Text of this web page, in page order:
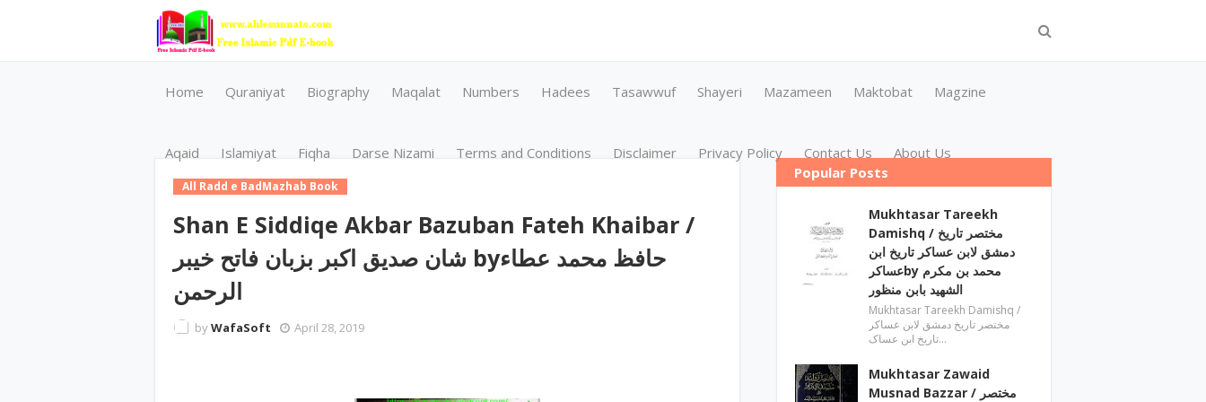
Home Quraniyat Biography Maqalat Numbers Hadees Tasawwuf Shayeri Mazameen Maktobat Magzine
Aqaid Islamiyat Fiqha Darse Nizami Terms and Conditions Disclaimer Privacy Policy Contact Us About Us
All Radd e BadMazhab Book
Shan E Siddiqe Akbar Bazuban Fateh Khaibar /
شان صدیق اکبر بزبان فاتح خیبر byحافظ محمد عطاء
الرحمن
byWafaSoft April 28, 2019
Popular Posts
Mukhtasar Tareekh
Damishq ‎/ مختصر تاریخ
دمشق لابن عساکر تاریخ ابن
عساکرby ‎محمد بن مکرم
الشھید بابن منظور
Mukhtasar Tareekh Damishq ‎/
مختصر تاریخ دمشق لابن عساکر
تاریخ ابن عساک…
Mukhtasar Zawaid
Musnad Bazzar ‎/ مختصر